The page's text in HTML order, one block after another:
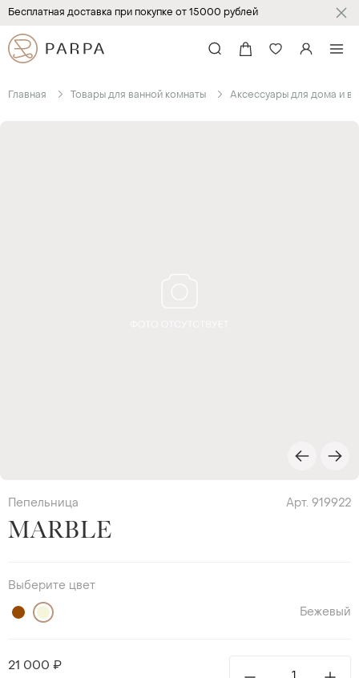
Бесплатная доставка при покупке от 15000 рублей
Главная Товары для ванной комнаты Аксессуары для дома и
Пепельница Арт. 919922
MARBLE
Выберите цвет
Бежевый
21 000 ₽